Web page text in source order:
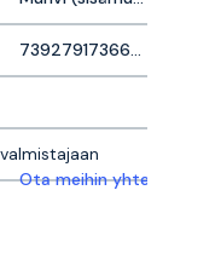
Ota meihin yhteyttä